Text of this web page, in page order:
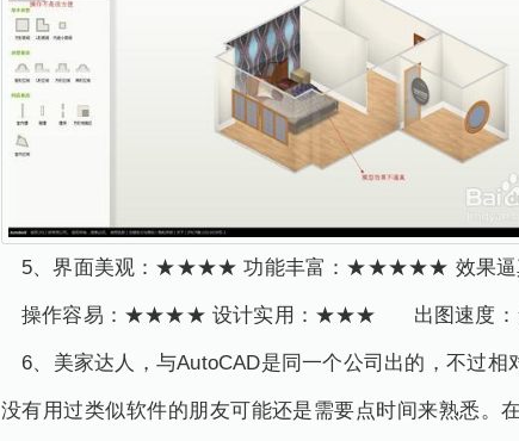
5、界面美观：★★★★ 功能丰富：★★★★★ 效果
操作容易：★★★★ 设计实用：★★★ 出图速度
6、美家达人，与AutoCAD是同一个公司出的，不过
没有用过类似软件的朋友可能还是需要点时间来熟悉。